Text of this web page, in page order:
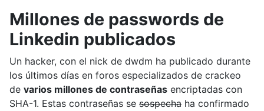
Millones de passwords de
Linkedin publicados
Un hacker, con el nick de dwdm ha publicado durante
los últimos días en foros especializados de crackeo
de varios millones de contraseñas encriptadas con
SHA-1. Estas contraseñas se sospecha ha confirmado